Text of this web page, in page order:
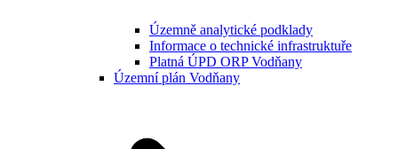
Územně analytické podklady
Informace o technické infrastruktuře
Platná ÚPD ORP Vodňany
Územní plán Vodňany